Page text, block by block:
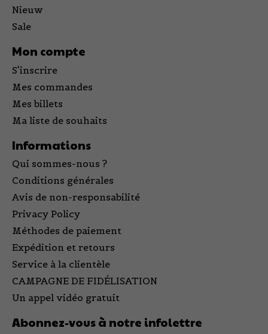
Nieuw
Sale
Mon compte
S'inscrire
Mes commandes
Mes billets
Ma liste de souhaits
Informations
Qui sommes-nous ?
Conditions générales
Avis de non-responsabilité
Privacy Policy
Méthodes de paiement
Expédition et retours
Service à la clientèle
CAMPAGNE DE FIDÉLISATION
Un appel vidéo gratuit
Abonnez-vous à notre infolettre